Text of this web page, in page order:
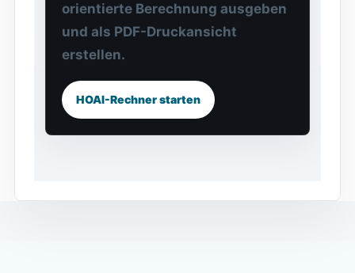
orientierte Berechnung ausgeben
und als PDF-Druckansicht
erstellen.
HOAI-Rechner starten